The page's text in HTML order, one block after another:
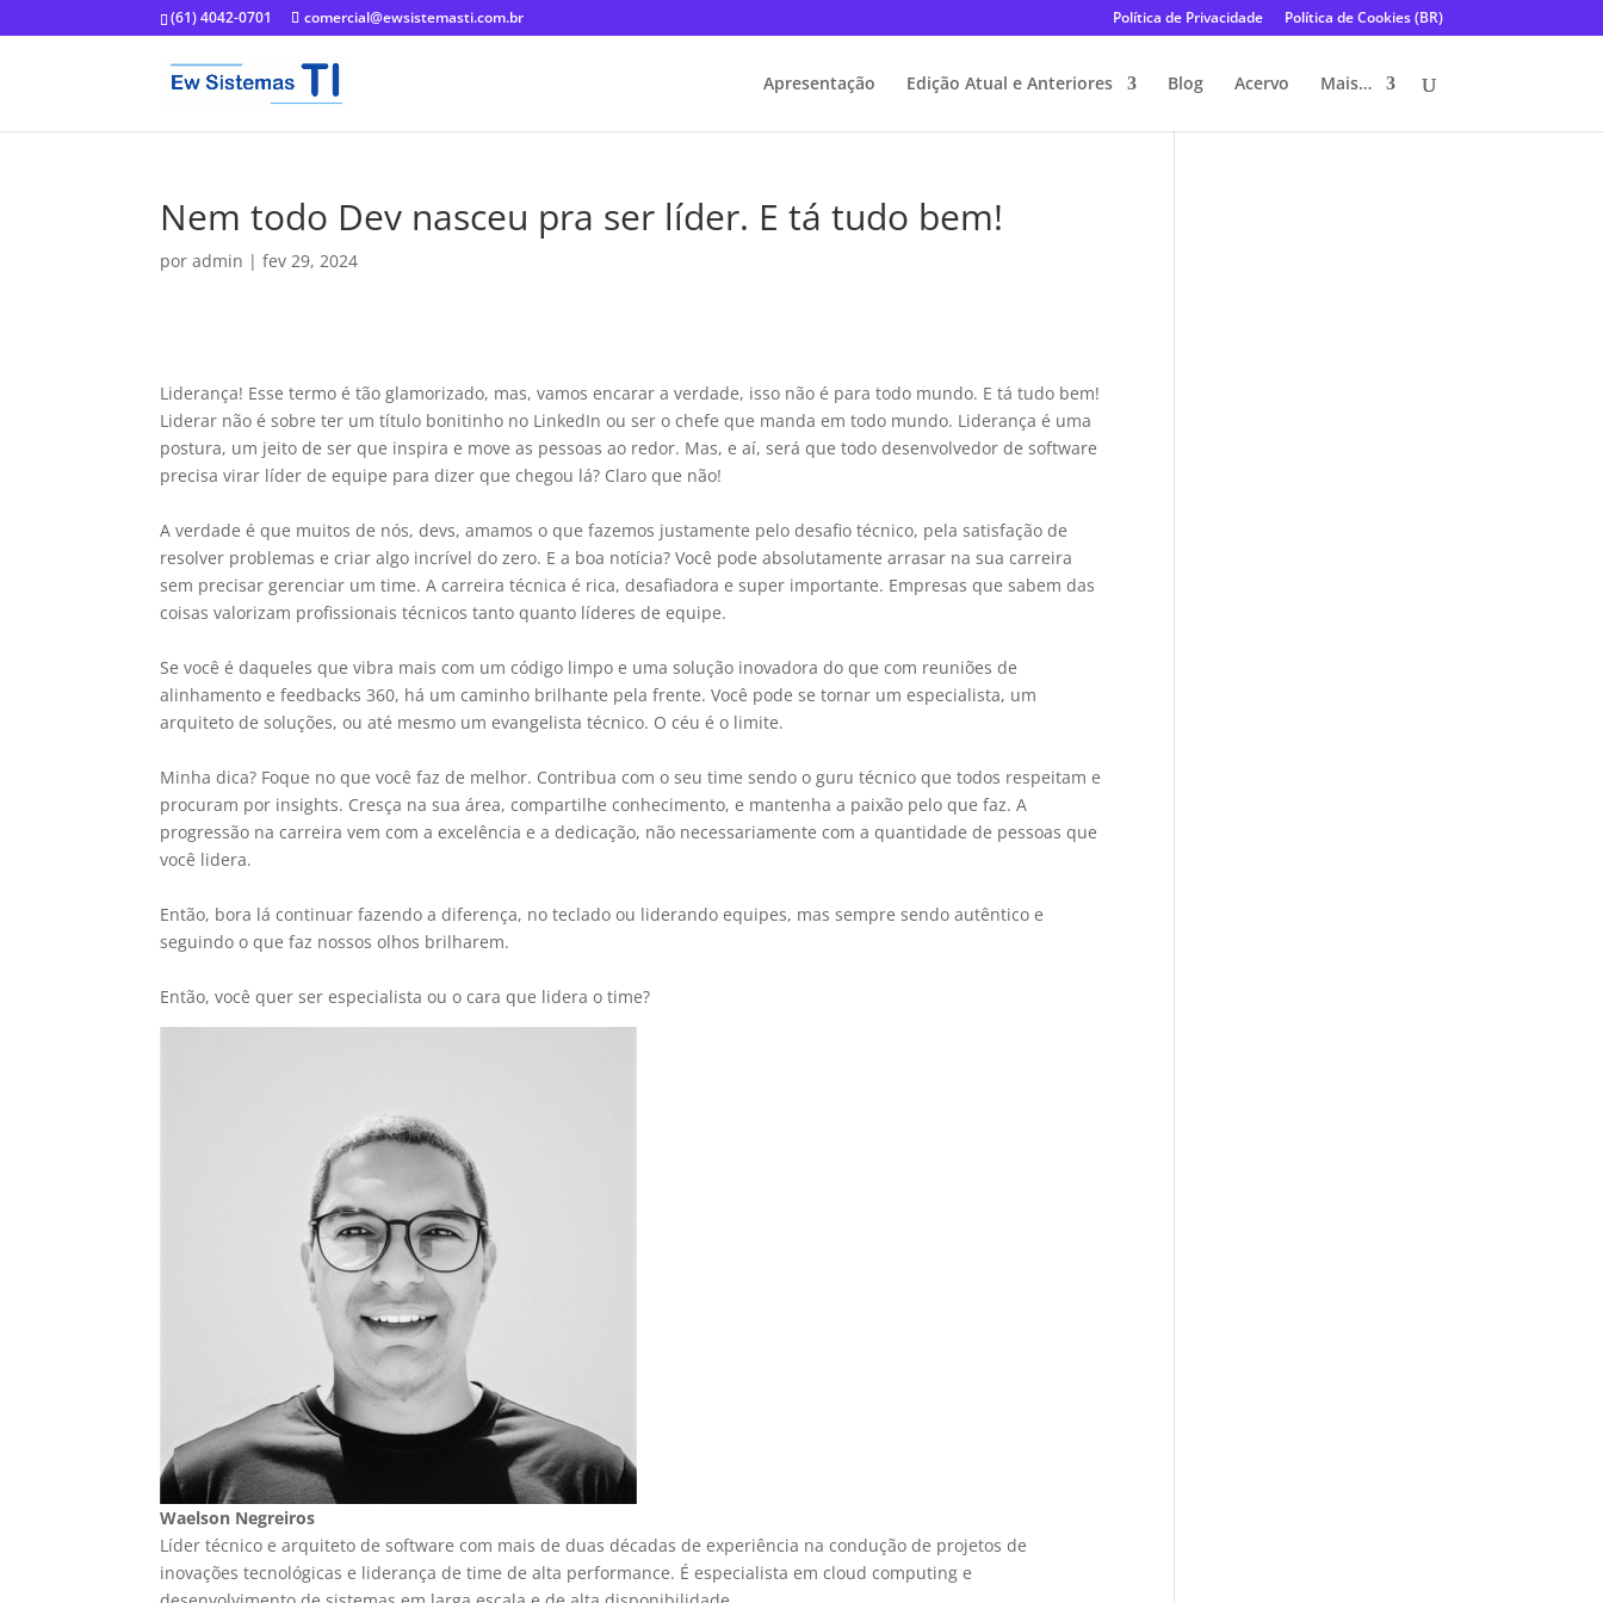
(61) 4042-0701 comercial@ewsistemasti.com.br Política de Privacidade Política de Cookies (BR)
Apresentação Edição Atual e Anteriores Blog Acervo Mais…
Nem todo Dev nasceu pra ser líder. E tá tudo bem!
poradmin |fev 29, 2024
Liderança! Esse termo é tão glamorizado, mas, vamos encarar a verdade, isso não é para todo mundo. E tá tudo bem!
Liderar não é sobre ter um título bonitinho no LinkedIn ou ser o chefe que manda em todo mundo. Liderança é uma
postura, um jeito de ser que inspira e move as pessoas ao redor. Mas, e aí, será que todo desenvolvedor de software
precisa virar líder de equipe para dizer que chegou lá? Claro que não!
A verdade é que muitos de nós, devs, amamos o que fazemos justamente pelo desafio técnico, pela satisfação de
resolver problemas e criar algo incrível do zero. E a boa notícia? Você pode absolutamente arrasar na sua carreira
sem precisar gerenciar um time. A carreira técnica é rica, desafiadora e super importante. Empresas que sabem das
coisas valorizam profissionais técnicos tanto quanto líderes de equipe.
Se você é daqueles que vibra mais com um código limpo e uma solução inovadora do que com reuniões de
alinhamento e feedbacks 360, há um caminho brilhante pela frente. Você pode se tornar um especialista, um
arquiteto de soluções, ou até mesmo um evangelista técnico. O céu é o limite.
Minha dica? Foque no que você faz de melhor. Contribua com o seu time sendo o guru técnico que todos respeitam e
procuram por insights. Cresça na sua área, compartilhe conhecimento, e mantenha a paixão pelo que faz. A
progressão na carreira vem com a excelência e a dedicação, não necessariamente com a quantidade de pessoas que
você lidera.
Então, bora lá continuar fazendo a diferença, no teclado ou liderando equipes, mas sempre sendo autêntico e
seguindo o que faz nossos olhos brilharem.
Então, você quer ser especialista ou o cara que lidera o time?
Waelson Negreiros
Líder técnico e arquiteto de software com mais de duas décadas de experiência na condução de projetos de
inovações tecnológicas e liderança de time de alta performance. É especialista em cloud computing e